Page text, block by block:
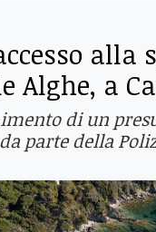
alla
Alghe, a
di un
parte della